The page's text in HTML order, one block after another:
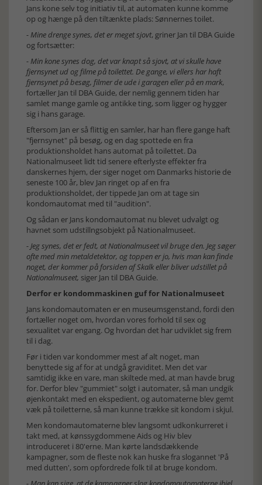
Jans kone selv tog initiativ til, at automaten kunne komme
op og hænge på den tiltænkte plads: Sønnernes toilet.
- Mine drenge synes, det er meget sjovt, griner Jan til DBA Guide
og fortsætter:
- Min kone synes dog, det var knapt så sjovt, at vi skulle have
fjernsynet ud og filme på toilettet. De gange, vi ellers har haft
fjernsynet på besøg, filmer de ude i garagen eller på en mark,
fortæller Jan til DBA Guide, der nemlig gennem tiden har
samlet mange gamle og antikke ting, som ligger og hygger
sig i hans garage.
Eftersom Jan er så flittig en samler, har han flere gange haft
"fjernsynet" på besøg, og en dag spottede en fra
produktionsholdet hans automat på toilettet. Da
Nationalmuseet lidt tid senere efterlyste effekter fra
danskernes hjem, der siger noget om Danmarks historie de
seneste 100 år, blev Jan ringet op af en fra
produktionsholdet, der tippede Jan om at tage sin
kondomautomat med til "audition".
Og sådan er Jans kondomautomat nu blevet udvalgt og
havnet som udstillngsobjekt på Nationalmuseet.
- Jeg synes, det er fedt, at Nationalmuseet vil bruge den. Jeg søger
ofte med min metaldetektor, og toppen er jo, hvis man kan finde
noget, der kommer på forsiden af Skalk eller bliver udstillet på
Nationalmuseet, siger Jan til DBA Guide.
Derfor er kondommaskinen guf for Nationalmuseet
Jans kondomautomaten er en museumsgenstand, fordi den
fortæller noget om, hvordan vores forhold til sex og
sexualitet var engang. Og hvordan det har udviklet sig frem
til i dag.
Før i tiden var kondommer mest af alt noget, man
benyttede sig af for at undgå graviditet. Men det var
samtidig ikke en vare, man skiltede med, at man havde brug
for. Derfor blev "gummiet" solgt i automater, så man undgik
øjenkontakt med en ekspedient, og automaterne blev gemt
væk på toiletterne, så man kunne trække sit kondom i skjul.
Men kondomautomaterne blev langsomt udkonkurreret i
takt med, at kønssygdommene Aids og Hiv blev
introduceret i 80'erne. Man kørte landsdækkende
kampagner, som de fleste nok kan huske fra slogannet 'På
med dutten', som opfordrede folk til at bruge kondom.